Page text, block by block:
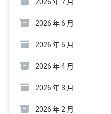
2026 年 6 月
2026 年 5 月
2026 年 4 月
2026 年 3 月
2026 年 2 月